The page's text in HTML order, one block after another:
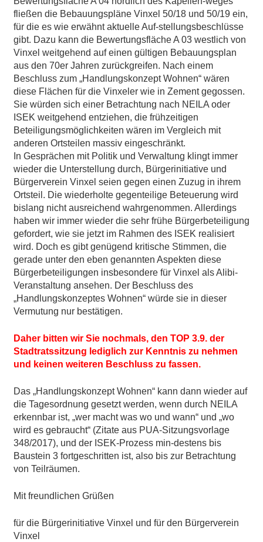
fließen die Bebauungspläne Vinxel 50/18 und 50/19 ein,
für die es wie erwähnt aktuelle Auf-stellungsbeschlüsse
gibt. Dazu kann die Bewertungsfläche A 03 westlich von
Vinxel weitgehend auf einen gültigen Bebauungsplan
aus den 70er Jahren zurückgreifen. Nach einem
Beschluss zum „Handlungskonzept Wohnen“ wären
diese Flächen für die Vinxeler wie in Zement gegossen.
Sie würden sich einer Betrachtung nach NEILA oder
ISEK weitgehend entziehen, die frühzeitigen
Beteiligungsmöglichkeiten wären im Vergleich mit
anderen Ortsteilen massiv eingeschränkt.
In Gesprächen mit Politik und Verwaltung klingt immer
wieder die Unterstellung durch, Bürgerinitiative und
Bürgerverein Vinxel seien gegen einen Zuzug in ihrem
Ortsteil. Die wiederholte gegenteilige Beteuerung wird
bislang nicht ausreichend wahrgenommen. Allerdings
haben wir immer wieder die sehr frühe Bürgerbeteiligung
gefordert, wie sie jetzt im Rahmen des ISEK realisiert
wird. Doch es gibt genügend kritische Stimmen, die
gerade unter den eben genannten Aspekten diese
Bürgerbeteiligungen insbesondere für Vinxel als Alibi-
Veranstaltung ansehen. Der Beschluss des
„Handlungskonzeptes Wohnen“ würde sie in dieser
Vermutung nur bestätigen.
Daher bitten wir Sie nochmals, den TOP 3.9. der
Stadtratssitzung lediglich zur Kenntnis zu nehmen
und keinen weiteren Beschluss zu fassen.
Das „Handlungskonzept Wohnen“ kann dann wieder auf
die Tagesordnung gesetzt werden, wenn durch NEILA
erkennbar ist, „wer macht was wo und wann“ und „wo
wird es gebraucht“ (Zitate aus PUA-Sitzungsvorlage
348/2017), und der ISEK-Prozess min-destens bis
Baustein 3 fortgeschritten ist, also bis zur Betrachtung
von Teilräumen.
Mit freundlichen Grüßen
für die Bürgerinitiative Vinxel und für den Bürgerverein
Vinxel